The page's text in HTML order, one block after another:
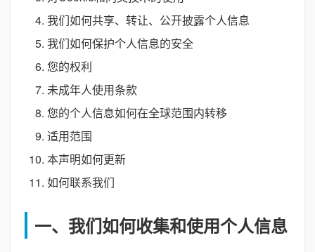
我们如何共享、转让、公开披露个人信息
我们如何保护个人信息的安全
您的权利
未成年人使用条款
您的个人信息如何在全球范围内转移
适用范围
本声明如何更新
如何联系我们
一、我们如何收集和使用个人信息